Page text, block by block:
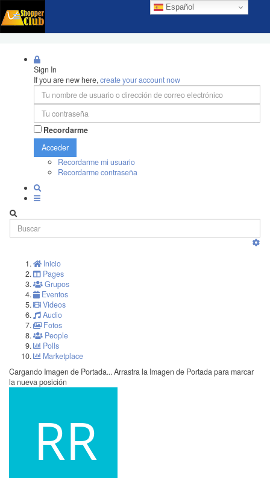
Español
Sign In
If you are new here,create your account now
Recordarme
Acceder
Recordarme mi usuario
Recordarme contraseña
Inicio
Pages
Grupos
Eventos
Videos
Audio
Fotos
People
Polls
Marketplace
Cargando Imagen de Portada... Arrastra la Imagen de Portada para marcar
la nueva posición